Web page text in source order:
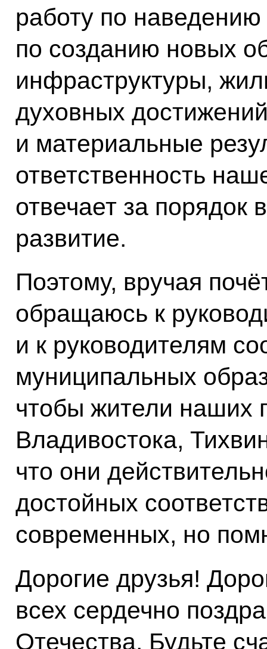
работу по наведению
по созданию новых
инфраструктуры,
духовных
и материальные
ответственность
отвечает за порядок
развитие.
Поэтому, вручая
обращаюсь к
и к руководителям
муниципальных
чтобы жители наших
Владивостока,
что они
достойных
современных, но
Дорогие друзья!
всех сердечно
Отечества. Будьте